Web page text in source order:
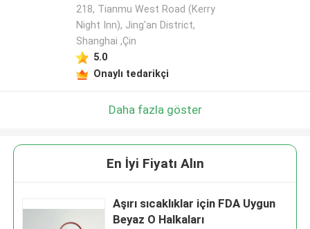
218, Tianmu West Road (Kerry
Night Inn), Jing'an District,
Shanghai ,Çin
5.0
Onaylı tedarikçi
Daha fazla göster
En İyi Fiyatı Alın
Aşırı sıcaklıklar için FDA Uygun
Beyaz O Halkaları